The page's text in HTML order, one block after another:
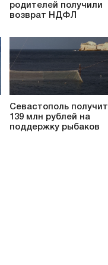
родителей получили
возврат НДФЛ
Севастополь получит
139 млн рублей на
поддержку рыбаков